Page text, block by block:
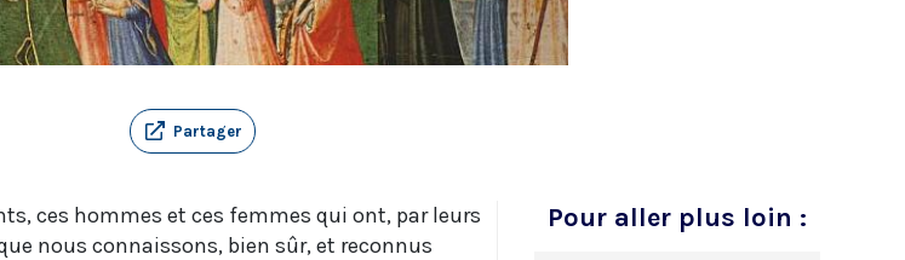
Partager
ces hommes et ces femmes qui ont, par leurs
nous connaissons, bien sûr, et reconnus
Pour aller plus loin :